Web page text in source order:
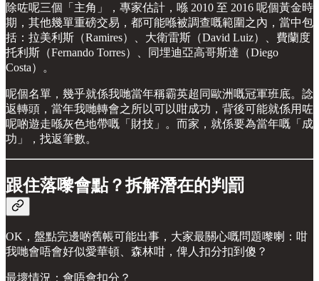
除咗呢三個「主角」，專家估計，喺 2010 至 2016 呢個黃金時
期，其他幾單重磅交易，都可能喺被調查嘅範圍之內，當中包
括：拉美利斯（Ramires）、大衛雷斯（David Luiz）、費蘭度
托利斯（Fernando Torres）、同埋迪亞高哥斯達（Diego
Costa）。
呢個名單，幾乎就係我哋當年稱霸英超同歐洲嘅冠軍班底。諗
返轉頭，當年我哋轉會之所以可以咁成功，背後可能就係用咗
呢啲遊走喺灰色地帶嘅「財技」。而家，就係要為當年嘅「成
功」，找返筆數。
跟住落嚟會點？拆解潛在的判罰
OK，盤點完邊啲舊帳可能出事，大家最關心嘅問題嚟喇：咁
我哋會唔會好似愛華頓、森林咁，俾人扣分扣到傻？
最壞情況：會唔會扣分？